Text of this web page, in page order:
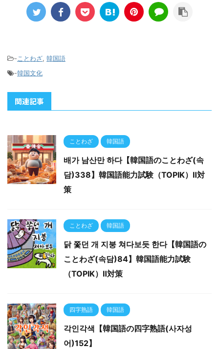
略的な思想です。 日本語
の諺で似た意味を持つも
な争いは相手に勝利を譲
る方が賢 ...
体的には、組織内で公金
を私的に扱う場面で用い
-ことわざ, 韓国語
-韓国文化
関連記事
ことわざ 韓国語
배가 남산만 하다【韓国語のことわざ(속
담)338】韓国語能力試験（TOPIK）Ⅱ対
策
ことわざ 韓国語
닭 쫓던 개 지붕 쳐다보듯 한다【韓国語の
ことわざ(속담)84】韓国語能力試験
（TOPIK）Ⅱ対策
四字熟語 韓国語
각인각색【韓国語の四字熟語(사자성
어)152】